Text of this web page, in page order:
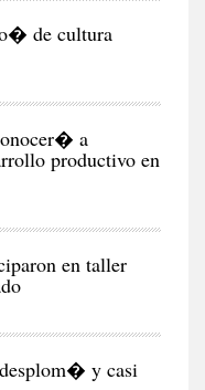
de cultura
a
productivo en
en taller
y casi